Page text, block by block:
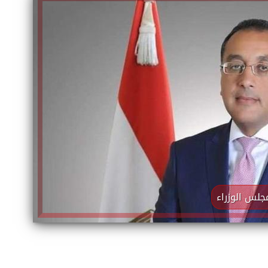
الوزراء
إلهام شرشر تكتب: دي مبقتش كورة..